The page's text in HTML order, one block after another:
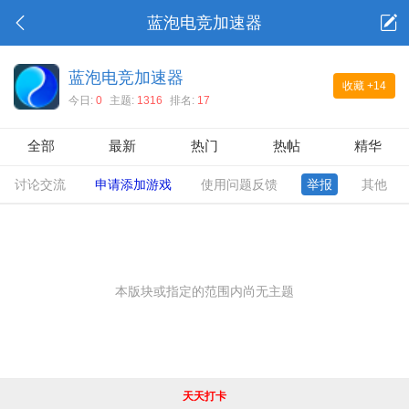
蓝泡电竞加速器
收藏 +14
蓝泡电竞加速器
今日: 0 主题: 1316 排名: 17
全部 最新 热门 热帖 精华
讨论交流 申请添加游戏 使用问题反馈 举报 其他
本版块或指定的范围内尚无主题
天天打卡